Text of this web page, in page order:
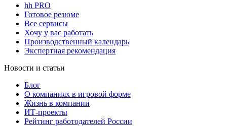
hh PRO
Готовое резюме
Все сервисы
Хочу у вас работать
Производственный календарь
Экспертная рекомендация
Новости и статьи
Блог
О компаниях в игровой форме
Жизнь в компании
ИТ-проекты
Рейтинг работодателей России